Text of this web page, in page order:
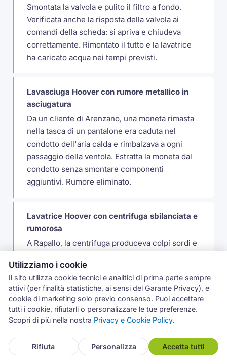
Smontata la valvola e pulito il filtro a fondo.
Verificata anche la risposta della valvola ai
comandi della scheda: si apriva e chiudeva
correttamente. Rimontato il tutto e la lavatrice
ha caricato acqua nei tempi previsti.
Lavasciuga Hoover con rumore metallico in
asciugatura
Da un cliente di Arenzano, una moneta rimasta
nella tasca di un pantalone era caduta nel
condotto dell'aria calda e rimbalzava a ogni
passaggio della ventola. Estratta la moneta dal
condotto senza smontare componenti
aggiuntivi. Rumore eliminato.
Lavatrice Hoover con centrifuga sbilanciata e
rumorosa
A Rapallo, la centrifuga produceva colpi sordi e
della macchina. Il contrappeso anteriore in
cemento aveva un bullone di fissaggio rotto e
oscillava liberamente durante la rotazione. Il
peso del contrappeso sbilanciato si sommava
alla normale vibrazione del cestello
bullone e verificato tutti gli altri punti di
fissaggio dei contrappesi. Testata la centrifuga
Utilizziamo i cookie
Il sito utilizza cookie tecnici e analitici di prima parte sempre
attivi (per finalità statistiche, ai sensi del Garante Privacy), e
cookie di marketing solo previo consenso. Puoi accettare
tutti i cookie, rifiutarli o personalizzare le tue preferenze.
Scopri di più nella nostra Privacy e Cookie Policy.
Rifiuta Personalizza Accetta tutti